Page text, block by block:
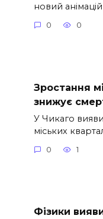
новий
0 0
Зростання
знижує
У Чикаго
міських
0 1
Фізики